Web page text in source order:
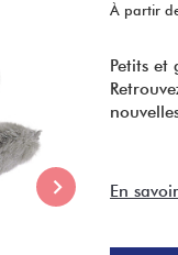
À partir
Petits et
En